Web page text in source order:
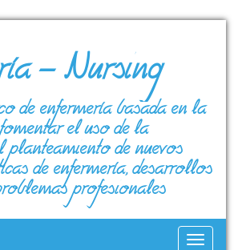
– Nursing
de enfermería basada en la
el uso de la
planteamiento de nuevos
de enfermería, desarrollos
profesionales